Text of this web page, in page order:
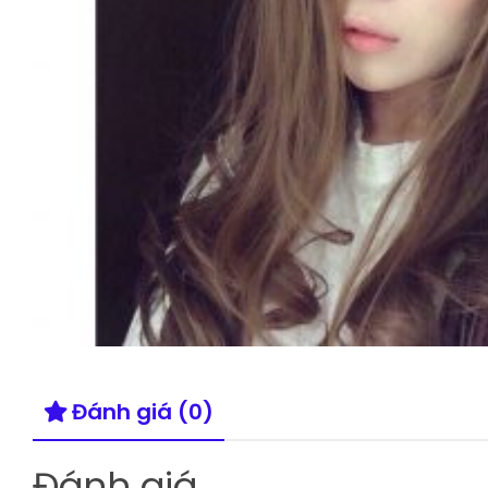
Đánh giá (0)